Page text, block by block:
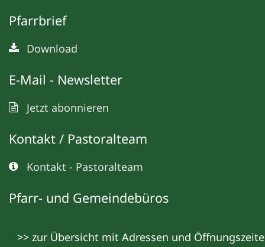
Pfarrbrief
Download
E-Mail - Newsletter
Jetzt abonnieren
Kontakt / Pastoralteam
Kontakt - Pastoralteam
Pfarr- und Gemeindebüros
>> zur Übersicht mit Adressen und